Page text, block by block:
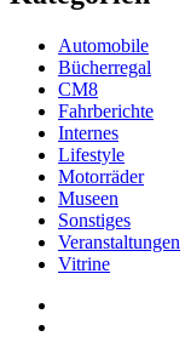
Automobile
Bücherregal
CM8
Fahrberichte
Internes
Lifestyle
Motorräder
Museen
Sonstiges
Veranstaltungen
Vitrine